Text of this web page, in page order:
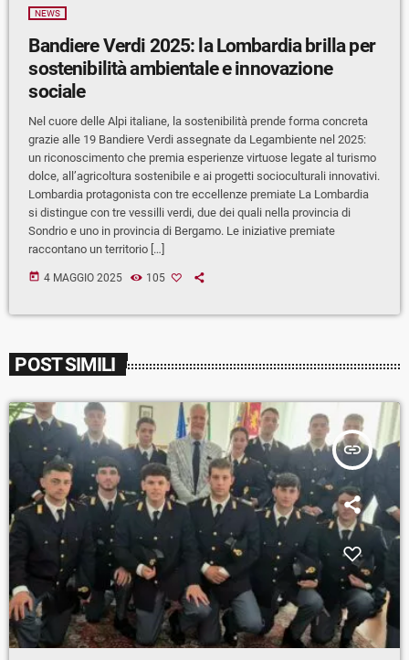
NEWS
Bandiere Verdi 2025: la Lombardia brilla per
sostenibilità ambientale e innovazione
sociale
Nel cuore delle Alpi italiane, la sostenibilità prende forma concreta
grazie alle 19 Bandiere Verdi assegnate da Legambiente nel 2025:
un riconoscimento che premia esperienze virtuose legate al turismo
dolce, all’agricoltura sostenibile e ai progetti socioculturali innovativi.
Lombardia protagonista con tre eccellenze premiate La Lombardia
si distingue con tre vessilli verdi, due dei quali nella provincia di
Sondrio e uno in provincia di Bergamo. Le iniziative premiate
raccontano un territorio […]
today 4 MAGGIO 2025 105
POST SIMILI
insert_link